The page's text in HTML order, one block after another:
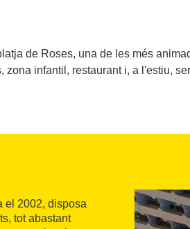
de Roses, una de les més
zona infantil, restaurant i, a l'estiu,
el 2002, disposa
tot abastant